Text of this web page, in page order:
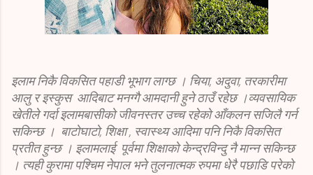
इलाम निकै विकसित पहाडी भूभाग लाग्छ । चिया, अदुवा, तरकारीमा
आलु र इस्कुस आदिबाट मनग्गै आमदानी हुने ठाउँ रहेछ ।व्यवसायिक
खेतीले गर्दा इलामबासीको जीवनस्तर उच्च रहेको आँकलन सजिलै गर्न
सकिन्छ । बाटोघाटो, शिक्षा , स्वास्थ्य आदिमा पनि निकै विकसित
प्रतीत हुन्छ । इलामलाई पूर्वमा शिक्षाको केन्द्रविन्दु नै मान्न सकिन्छ
। त्यही कुरामा पश्चिम नेपाल भने तुलनात्मक रुपमा धेरै पछाडि परेको